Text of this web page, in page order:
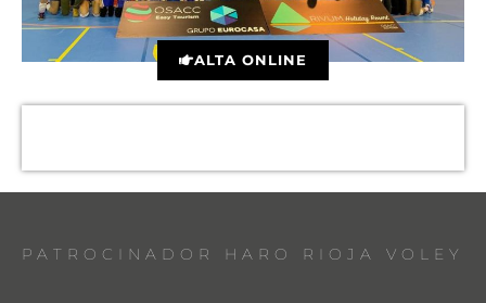
ALTA ONLINE
PATROCINADOR HARO RIOJA VOLEY